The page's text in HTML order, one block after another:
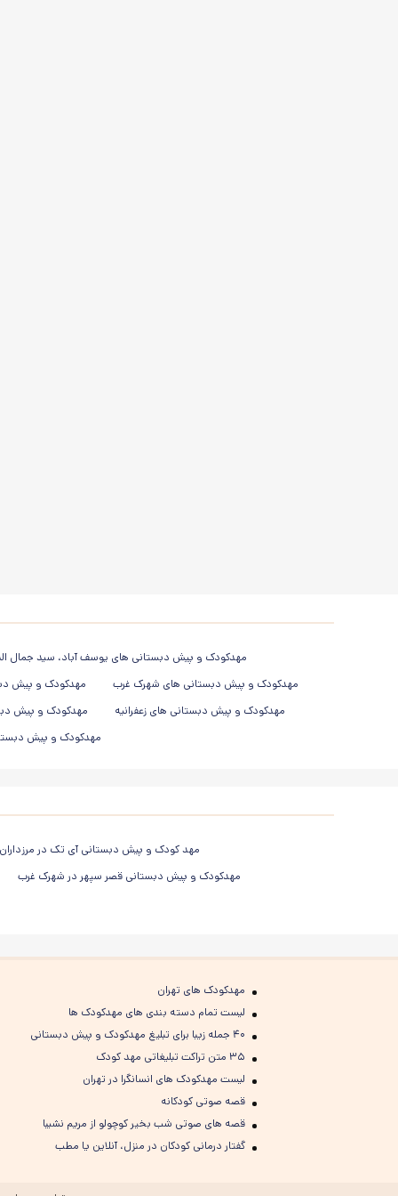
مهدکودک و پیش دبستانی های یوسف آباد، سید جمال
مهدکودک و پیش دبستانی های شهرک غرب
مهدکودک و پیش
مهدکودک و پیش دبستانی های زعفرانیه
مهدکودک و پیش
مهدکودک و پیش
مهد کودک و پیش دبستانی آی تک در مرزداران
مهدکودک و پیش دبستانی قصر سپهر در شهرک غرب
مهدکودک های تهران
لیست تمام دسته بندی های مهدکودک ها
۴۰ جمله زیبا برای تبلیغ مهدکودک و پیش دبستانی
۳۵ متن تراکت تبلیغاتی مهد کودک
لیست مهدکودک های انسانگرا در تهران
قصه صوتی کودکانه
قصه های صوتی شب بخیر کوچولو از مریم نشیبا
گفتار درمانی کودکان در منزل، آنلاین یا مطب